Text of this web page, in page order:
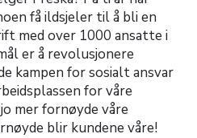
få ildsjeler til å bli en
med over 1000 ansatte i
er å revolusjonere
kampen for sosialt ansvar
for våre
mer fornøyde våre
blir kundene våre!